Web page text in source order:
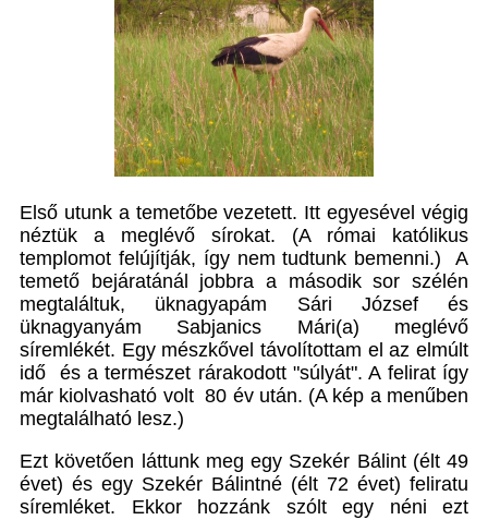
Első utunk a temetőbe vezetett. Itt egyesével végig
néztük a meglévő sírokat. (A római katólikus
templomot felújítják, így nem tudtunk bemenni.) A
temető bejáratánál jobbra a második sor szélén
megtaláltuk, üknagyapám Sári József és
üknagyanyám Sabjanics Mári(a) meglévő
síremlékét. Egy mészkővel távolítottam el az elmúlt
idő és a természet rárakodott "súlyát". A felirat így
már kiolvasható volt 80 év után. (A kép a menűben
megtalálható lesz.)
Ezt követően láttunk meg egy Szekér Bálint (élt 49
évet) és egy Szekér Bálintné (élt 72 évet) feliratu
síremléket. Ekkor hozzánk szólt egy néni ezt